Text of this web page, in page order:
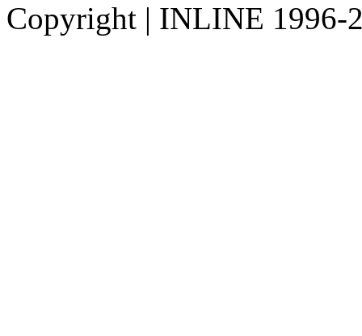
Copyright | INLINE 1996-